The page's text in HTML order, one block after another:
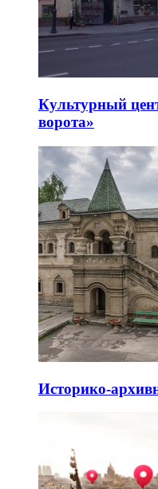
Культурный
ворота»
Историко-